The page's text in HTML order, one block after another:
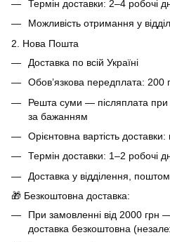
Термін доставки: 2–4 робочі
Можливість отримання у
2. Нова Пошта
Доставка по всій Україні
Обов’язкова передплата: 200
Решта суми — післяплата
за бажанням
Орієнтовна вартість доставки:
Термін доставки: 1–2 робочі
Доставка у відділення,
🎁 Безкоштовна доставка:
При замовленні від 2000 грн
доставка безкоштовна